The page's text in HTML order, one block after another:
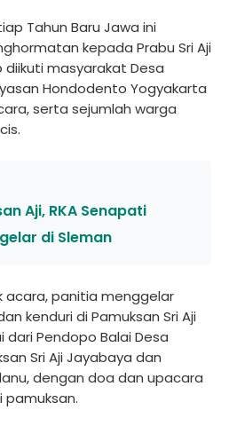
Tahun Baru Jawa ini
kepada Prabu Sri Aji
diikuti masyarakat Desa
Hondodento Yogyakarta
serta sejumlah warga
Aji, RKA Senapati
di Sleman
acara, panitia menggelar
kenduri di Pamuksan Sri Aji
dari Pendopo Balai Desa
Sri Aji Jayabaya dan
dengan doa dan upacara
pamuksan.